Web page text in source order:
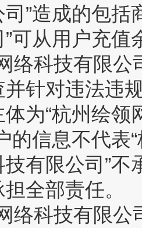
”造成的包
可从用户充值
络科技有限公
针对违法违
为“杭州绘领
的信息不代表
有限公司”
全部责任。
络科技有限